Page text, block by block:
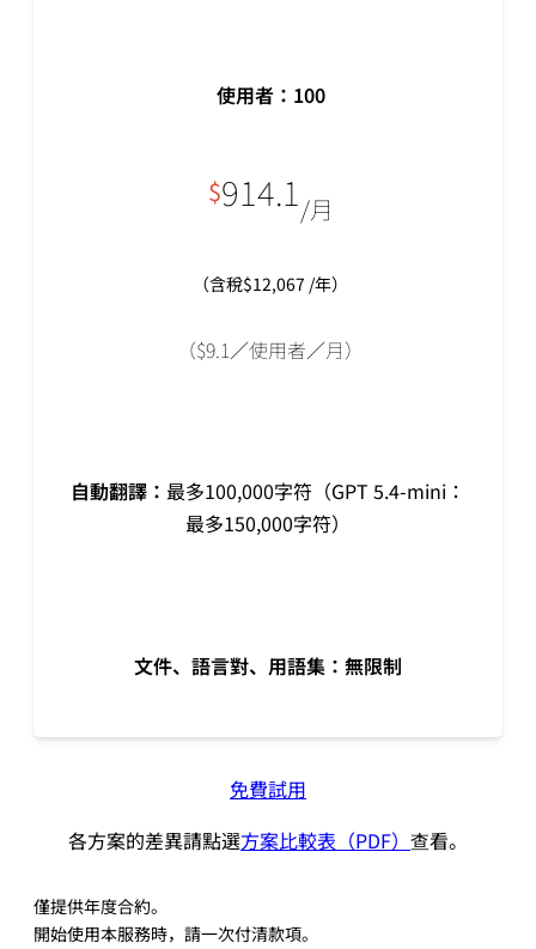
使用者： 100
$914.1 /月
（含稅$12,067 /年）
（$9.1／使用者／月）
自動翻譯： 最多100,000字符（GPT 5.4-mini：
最多150,000字符）
文件、語言對、用語集：無限制
免費試用
各方案的差異請點選方案比較表（PDF） 查看。
僅提供年度合約。
開始使用本服務時，請一次付清款項。